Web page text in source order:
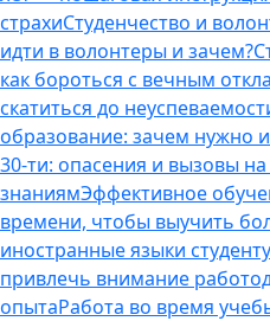
страхиСтуденчество и
идти в волонтеры и зачем?
как бороться с вечным
скатиться до
образование: зачем нужно
30-ти: опасения и вызовы на
знаниямЭффективное
времени, чтобы выучить
иностранные языки студенту
привлечь внимание
опытаРабота во время